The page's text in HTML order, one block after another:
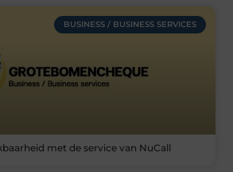
BUSINESS / BUSINESS SERVICES
met de service van NuCall